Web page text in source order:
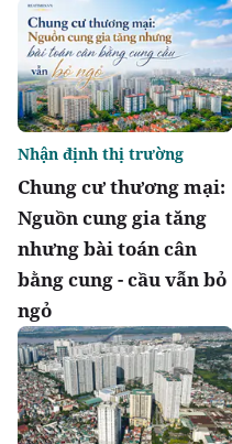
Chung cư thương mại:
Nguồn cung gia tăng
nhưng bài toán cân
bằng cung - cầu vẫn bỏ
ngỏ
Nhận định thị trường